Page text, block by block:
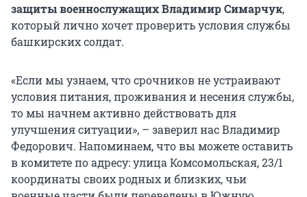
защиты военнослужащих Владимир Симарчук,
который лично хочет проверить условия службы
башкирских солдат.
«Если мы узнаем, что срочников не устраивают
условия питания, проживания и несения службы,
то мы начнем активно действовать для
улучшения ситуации», – заверил нас Владимир
Федорович. Напоминаем, что вы можете оставить
в комитете по адресу: улица Комсомольская, 23/1
координаты своих родных и близких, чьи